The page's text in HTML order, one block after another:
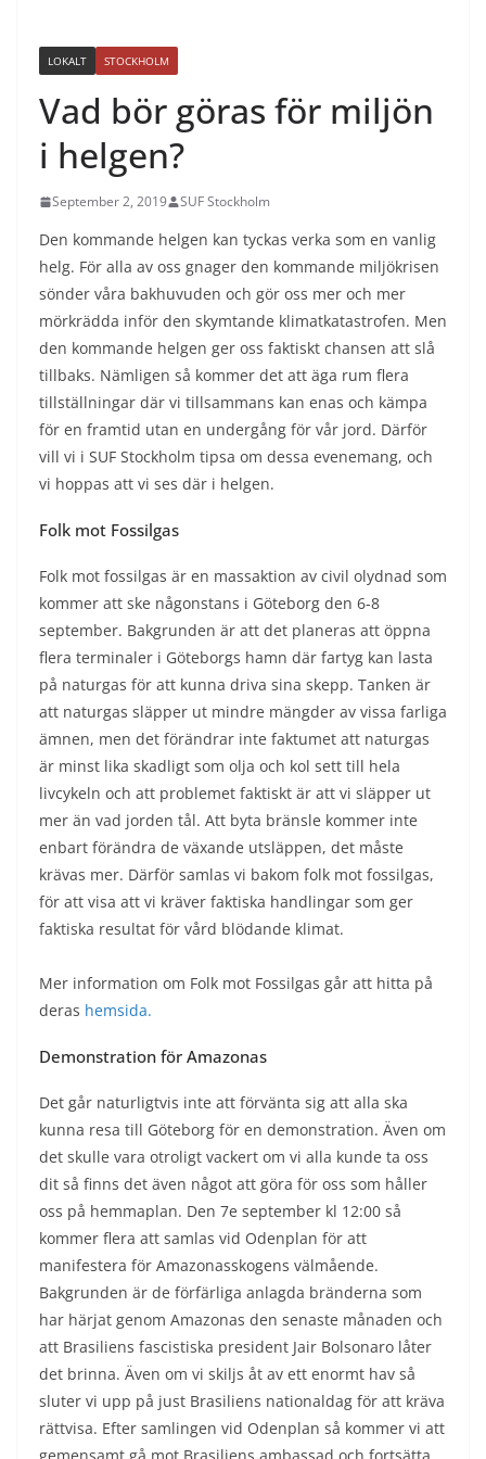
LOKALT STOCKHOLM
Vad bör göras för miljön
i helgen?
September 2, 2019 SUF Stockholm
Den kommande helgen kan tyckas verka som en vanlig
helg. För alla av oss gnager den kommande miljökrisen
sönder våra bakhuvuden och gör oss mer och mer
mörkrädda inför den skymtande klimatkatastrofen. Men
den kommande helgen ger oss faktiskt chansen att slå
tillbaks. Nämligen så kommer det att äga rum flera
tillställningar där vi tillsammans kan enas och kämpa
för en framtid utan en undergång för vår jord. Därför
vill vi i SUF Stockholm tipsa om dessa evenemang, och
vi hoppas att vi ses där i helgen.
Folk mot Fossilgas
Folk mot fossilgas är en massaktion av civil olydnad som
kommer att ske någonstans i Göteborg den 6-8
september. Bakgrunden är att det planeras att öppna
flera terminaler i Göteborgs hamn där fartyg kan lasta
på naturgas för att kunna driva sina skepp. Tanken är
att naturgas släpper ut mindre mängder av vissa farliga
ämnen, men det förändrar inte faktumet att naturgas
är minst lika skadligt som olja och kol sett till hela
livcykeln och att problemet faktiskt är att vi släpper ut
mer än vad jorden tål. Att byta bränsle kommer inte
enbart förändra de växande utsläppen, det måste
krävas mer. Därför samlas vi bakom folk mot fossilgas,
för att visa att vi kräver faktiska handlingar som ger
faktiska resultat för vård blödande klimat.
Mer information om Folk mot Fossilgas går att hitta på
deras hemsida.
Demonstration för Amazonas
Det går naturligtvis inte att förvänta sig att alla ska
kunna resa till Göteborg för en demonstration. Även om
det skulle vara otroligt vackert om vi alla kunde ta oss
dit så finns det även något att göra för oss som håller
oss på hemmaplan. Den 7e september kl 12:00 så
kommer flera att samlas vid Odenplan för att
manifestera för Amazonasskogens välmående.
Bakgrunden är de förfärliga anlagda bränderna som
har härjat genom Amazonas den senaste månaden och
att Brasiliens fascistiska president Jair Bolsonaro låter
det brinna. Även om vi skiljs åt av ett enormt hav så
sluter vi upp på just Brasiliens nationaldag för att kräva
rättvisa. Efter samlingen vid Odenplan så kommer vi att